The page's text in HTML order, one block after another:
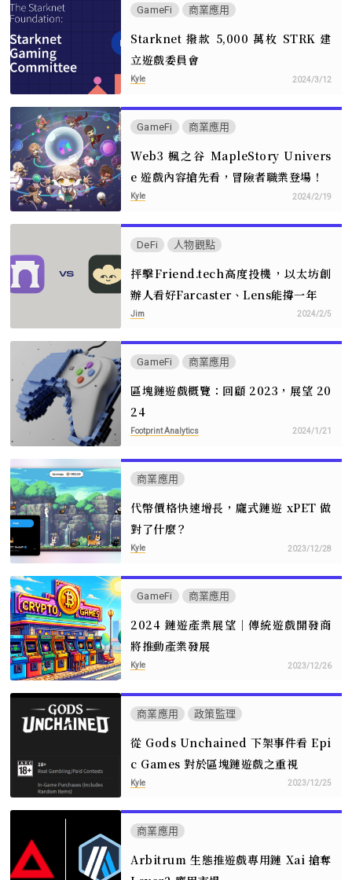
GameFi 商業應用
Starknet 撥款 5,000 萬枚 STRK 建
立遊戲委員會
Kyle 2024/3/12
GameFi 商業應用
Web3 楓之谷 MapleStory Univers
e 遊戲內容搶先看，冒險者職業登場！
Kyle 2024/2/19
DeFi 人物觀點
抨擊Friend.tech高度投機，以太坊創
辦人看好Farcaster、Lens能撐一年
Jim 2024/2/5
GameFi 商業應用
區塊鏈遊戲概覽：回顧 2023，展望 20
24
Footprint Analytics 2024/1/21
商業應用
代幣價格快速增長，龐式鏈遊 xPET 做
對了什麼？
Kyle 2023/12/28
GameFi 商業應用
2024 鏈遊產業展望｜傳統遊戲開發商
將推動產業發展
Kyle 2023/12/26
商業應用 政策監理
從 Gods Unchained 下架事件看 Epi
c Games 對於區塊鏈遊戲之重視
Kyle 2023/12/25
商業應用
Arbitrum 生態推遊戲專用鏈 Xai 搶奪